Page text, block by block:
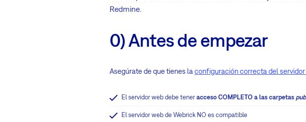
Redmine.
0) Antes de empezar
Asegúrate de que tienes la configuración correcta del
El servidor web debe teneracceso COMPLETO a las carpetas
El servidor web de Webrick NO es compatible